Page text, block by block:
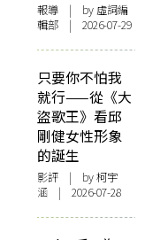
報導 | by 虛詞編
輯部 | 2026-07-29
只要你不怕我
就行——從《大
盜歌王》看邱
剛健女性形象
的誕生
影評 | by 柯宇
涵 | 2026-07-28